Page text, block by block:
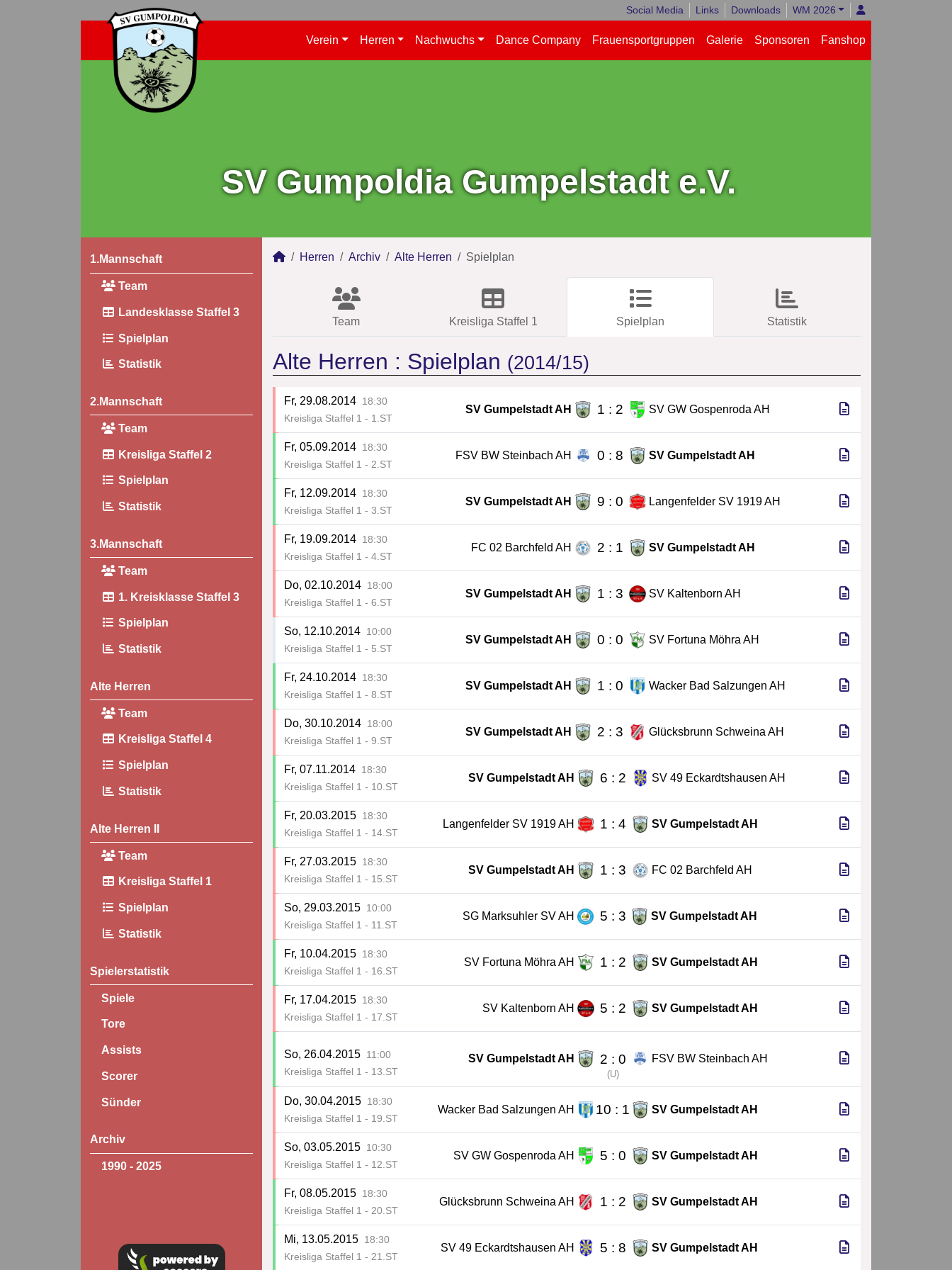
Social Media Links Downloads WM 2026
Verein Herren Nachwuchs Dance Company Frauensportgruppen Galerie Sponsoren Fanshop
SV Gumpoldia Gumpelstadt e.V.
1.Mannschaft
Team
Landesklasse Staffel 3
Spielplan
Statistik
2.Mannschaft
Team
Kreisliga Staffel 2
Spielplan
Statistik
3.Mannschaft
Team
1. Kreisklasse Staffel 3
Spielplan
Statistik
Alte Herren
Team
Kreisliga Staffel 4
Spielplan
Statistik
Alte Herren II
Team
Kreisliga Staffel 1
Spielplan
Statistik
Spielerstatistik
Spiele
Tore
Assists
Scorer
Sünder
Archiv
1990 - 2025
Herren Archiv Alte Herren Spielplan
Team Kreisliga Staffel 1 Spielplan Statistik
Alte Herren : Spielplan (2014/15)
Fr, 29.08.2014 18:30
Kreisliga Staffel 1 - 1.ST
SV Gumpelstadt AH 1 : 2 SV GW Gospenroda AH
Fr, 05.09.2014 18:30
Kreisliga Staffel 1 - 2.ST
FSV BW Steinbach AH 0 : 8 SV Gumpelstadt AH
Fr, 12.09.2014 18:30
Kreisliga Staffel 1 - 3.ST
SV Gumpelstadt AH 9 : 0 Langenfelder SV 1919 AH
Fr, 19.09.2014 18:30
Kreisliga Staffel 1 - 4.ST
FC 02 Barchfeld AH 2 : 1 SV Gumpelstadt AH
Do, 02.10.2014 18:00
Kreisliga Staffel 1 - 6.ST
SV Gumpelstadt AH 1 : 3 SV Kaltenborn AH
So, 12.10.2014 10:00
Kreisliga Staffel 1 - 5.ST
SV Gumpelstadt AH 0 : 0 SV Fortuna Möhra AH
Fr, 24.10.2014 18:30
Kreisliga Staffel 1 - 8.ST
SV Gumpelstadt AH 1 : 0 Wacker Bad Salzungen AH
Do, 30.10.2014 18:00
Kreisliga Staffel 1 - 9.ST
SV Gumpelstadt AH 2 : 3 Glücksbrunn Schweina AH
Fr, 07.11.2014 18:30
Kreisliga Staffel 1 - 10.ST
SV Gumpelstadt AH 6 : 2 SV 49 Eckardtshausen AH
Fr, 20.03.2015 18:30
Kreisliga Staffel 1 - 14.ST
Langenfelder SV 1919 AH 1 : 4 SV Gumpelstadt AH
Fr, 27.03.2015 18:30
Kreisliga Staffel 1 - 15.ST
SV Gumpelstadt AH 1 : 3 FC 02 Barchfeld AH
So, 29.03.2015 10:00
Kreisliga Staffel 1 - 11.ST
SG Marksuhler SV AH 5 : 3 SV Gumpelstadt AH
Fr, 10.04.2015 18:30
Kreisliga Staffel 1 - 16.ST
SV Fortuna Möhra AH 1 : 2 SV Gumpelstadt AH
Fr, 17.04.2015 18:30
Kreisliga Staffel 1 - 17.ST
SV Kaltenborn AH 5 : 2 SV Gumpelstadt AH
So, 26.04.2015 11:00
Kreisliga Staffel 1 - 13.ST
SV Gumpelstadt AH 2 : 0
(U)
FSV BW Steinbach AH
Do, 30.04.2015 18:30
Kreisliga Staffel 1 - 19.ST
Wacker Bad Salzungen AH 10 : 1 SV Gumpelstadt AH
So, 03.05.2015 10:30
Kreisliga Staffel 1 - 12.ST
SV GW Gospenroda AH 5 : 0 SV Gumpelstadt AH
Fr, 08.05.2015 18:30
Kreisliga Staffel 1 - 20.ST
Glücksbrunn Schweina AH 1 : 2 SV Gumpelstadt AH
Mi, 13.05.2015 18:30
Kreisliga Staffel 1 - 21.ST
SV 49 Eckardtshausen AH 5 : 8 SV Gumpelstadt AH